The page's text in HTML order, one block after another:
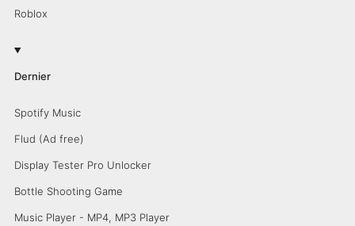
Roblox
Dernier
Spotify Music
Flud (Ad free)
Display Tester Pro Unlocker
Bottle Shooting Game
Music Player - MP4, MP3 Player